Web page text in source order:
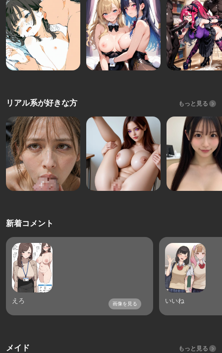
リアル系が好きな方 もっと見る
新着コメント
えろ 画像を見る いいね
メイド もっと見る